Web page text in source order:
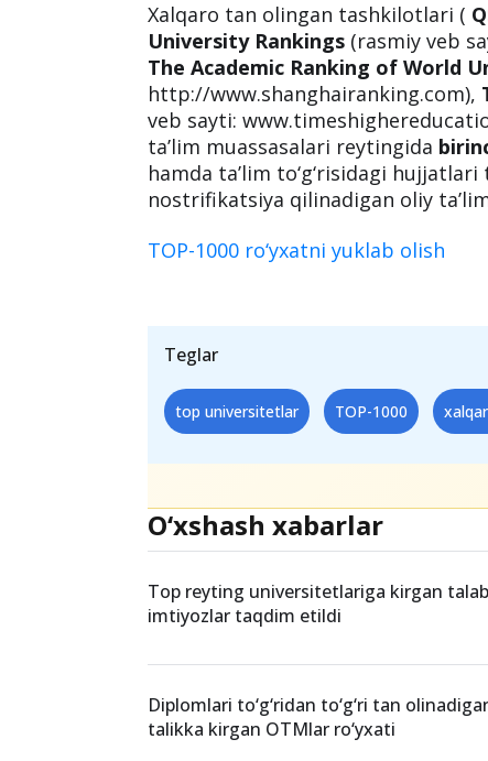
Xalqaro tan olingan tashkilotlari (
University Rankings (rasmiy veb
The Academic Ranking of World
http://www.shanghairanking.com),
veb sayti:
ta’lim muassasalari reytingida
hamda ta’lim to‘g‘risidagi hujjatlari
nostrifikatsiya qilinadigan oliy
TOP-1000 ro‘yxatni yuklab olish
Teglar
top universitetlar TOP-1000
O‘xshash xabarlar
Top reyting universitetlariga kirgan
imtiyozlar taqdim etildi
Diplomlari to‘g‘ridan to‘g‘ri tan
talikka kirgan OTMlar ro‘yxati